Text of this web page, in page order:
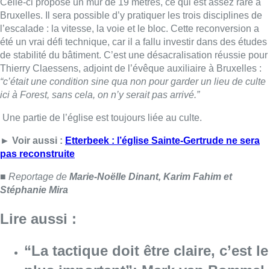
■ Reportage deMarie-Noëlle Dinant, Karim Fahim et
Stéphanie Mira
Lire aussi :
“La tactique doit être claire, c’est le
dévoile sa philosophie pour les
Diables rouges